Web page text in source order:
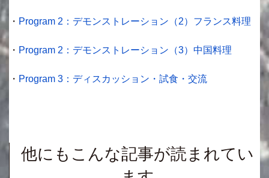
・ Program 2：デモンストレーション（2）フランス料理
・ Program 2：デモンストレーション（3）中国料理
・ Program 3：ディスカッション・試食・交流
他にもこんな記事が読まれてい